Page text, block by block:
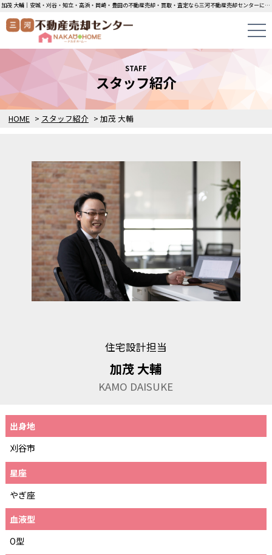
加茂 大輔｜安城・刈谷・知立・高浜・岡崎・豊田の不動産売却・買取・査定なら三河不動産売却センターにお任せください！土地・中古一戸建ての即日無料査定・即金買取を行っています！
HOME > スタッフ紹介 > 加茂 大輔
STAFF
スタッフ紹介
住宅設計担当
加茂 大輔
KAMO DAISUKE
出身地
刈谷市
星座
やぎ座
血液型
O型